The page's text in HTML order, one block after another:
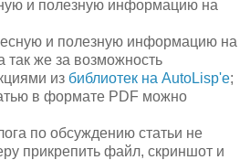
и полезную информацию на
и полезную информацию на
так же за возможность
из библиотек на AutoLisp'е;
в формате PDF можно
по обсуждению статьи не
прикрепить файл, скриншот и